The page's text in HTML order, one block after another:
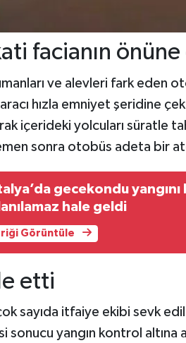
facianın
ve alevleri fark eden
aracı hızla emniyet şeridine
içerideki yolcuları süratle
sonra otobüs adeta bir
gecekondu
hale geldi
Görüntüle
etti
sayıda itfaiye ekibi sevk
yangın kontrol altına